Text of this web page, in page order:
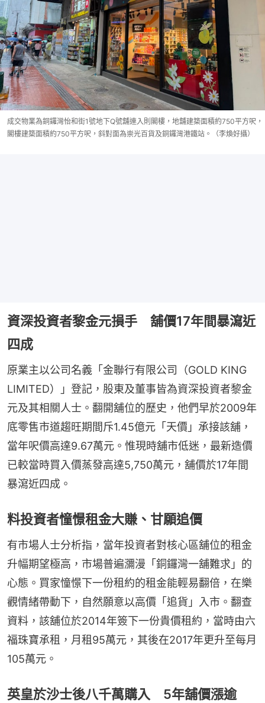
成交物業為銅鑼灣怡和街1號地下Q號舖連入則閣樓，地舖建築面積約750平方呎，
閣樓建築面積約750平方呎，斜對面為崇光百貨及銅鑼灣港鐵站。（李煥好攝）
資深投資者黎金元損手 舖價17年間暴瀉近
四成
原業主以公司名義「金聯行有限公司（GOLD KING
LIMITED）」登記，股東及董事皆為資深投資者黎金
元及其相關人士。翻開舖位的歷史，他們早於2009年
底零售市道趨旺期間斥1.45億元「天價」承接該舖，
當年呎價高達9.67萬元。惟現時舖市低迷，最新造價
已較當時買入價蒸發高達5,750萬元，舖價於17年間
暴瀉近四成。
料投資者憧憬租金大賺、甘願追價
有市場人士分析指，當年投資者對核心區舖位的租金
升幅期望極高，市場普遍瀰漫「銅鑼灣一舖難求」的
心態。買家憧憬下一份租約的租金能輕易翻倍，在樂
觀情緒帶動下，自然願意以高價「追貨」入市。翻查
資料，該舖位於2014年簽下一份貴價租約，當時由六
福珠寶承租，月租95萬元，其後在2017年更升至每月
105萬元。
英皇於沙士後八千萬購入 5年舖價漲逾